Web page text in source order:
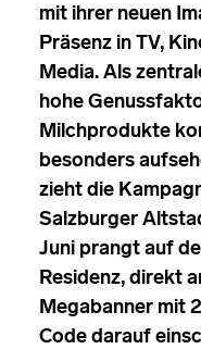
mit ihrer neuen
Präsenz in TV,
Media. Als
hohe
Milchprodukte
besonders
zieht die
Salzburger
Juni prangt auf
Residenz, direkt
Megabanner mit
Code darauf